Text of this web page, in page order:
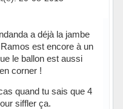
a déjà la jambe
est encore à un
le ballon est aussi
corner !
quand tu sais que 4
siffler ça.